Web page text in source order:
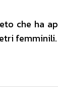
che ha
femminili.